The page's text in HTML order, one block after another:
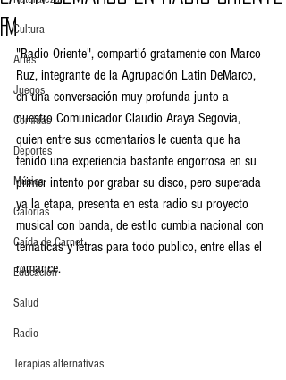
Cultura
Artes
Juegos
Comidas
Deportes
Música
Calorias
Caída de Carnet
Educación
Salud
Radio
Terapias alternativas
FM
"Radio Oriente", compartió gratamente con Marco
Ruz, integrante de la Agrupación Latin DeMarco,
en una conversación muy profunda junto a
nuestro Comunicador Claudio Araya Segovia,
quien entre sus comentarios le cuenta que ha
tenido una experiencia bastante engorrosa en su
primer intento por grabar su disco, pero superada
ya la etapa, presenta en esta radio su proyecto
musical con banda, de estilo cumbia nacional con
temáticas y letras para todo publico, entre ellas el
romance.